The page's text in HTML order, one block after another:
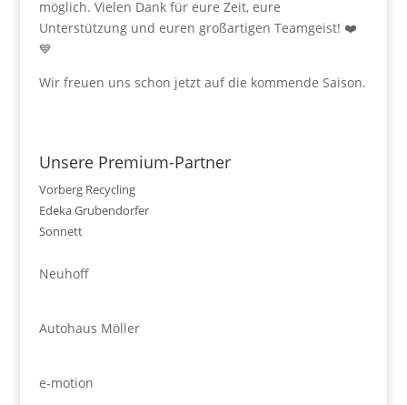
möglich. Vielen Dank für eure Zeit, eure
Unterstützung und euren großartigen Teamgeist! ❤️
💙
Wir freuen uns schon jetzt auf die kommende Saison.
Unsere Premium-Partner
Vorberg Recycling
Edeka Grubendorfer
Sonnett
Neuhoff
Autohaus Möller
e-motion